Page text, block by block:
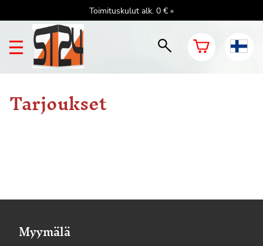
Toimituskulut alk. 0 € »
Tarjoukset
Myymälä